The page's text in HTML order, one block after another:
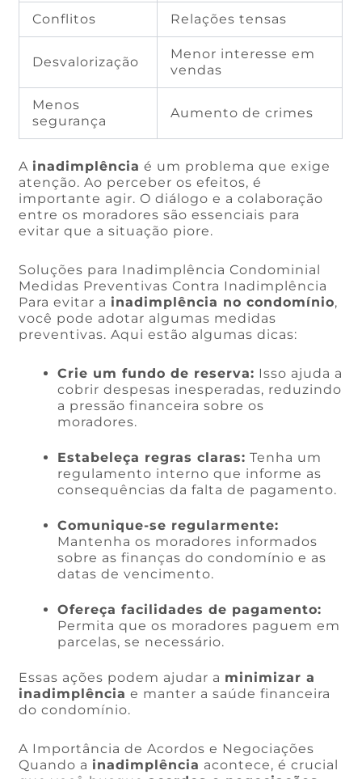
Conflitos Relações tensas
Desvalorização
Menor interesse em
vendas
Menos
segurança
Aumento de crimes
A inadimplência é um problema que exige
atenção. Ao perceber os efeitos, é
importante agir. O diálogo e a colaboração
entre os moradores são essenciais para
evitar que a situação piore.
Soluções para Inadimplência Condominial
Medidas Preventivas Contra Inadimplência
Para evitar a inadimplência no condomínio,
você pode adotar algumas medidas
preventivas. Aqui estão algumas dicas:
Crie um fundo de reserva: Isso ajuda a
cobrir despesas inesperadas, reduzindo
a pressão financeira sobre os
moradores.
Estabeleça regras claras: Tenha um
regulamento interno que informe as
consequências da falta de pagamento.
Comunique-se regularmente:
Mantenha os moradores informados
sobre as finanças do condomínio e as
datas de vencimento.
Ofereça facilidades de pagamento:
Permita que os moradores paguem em
parcelas, se necessário.
Essas ações podem ajudar a minimizar a
inadimplência e manter a saúde financeira
do condomínio.
A Importância de Acordos e Negociações
Quando a inadimplência acontece, é crucial